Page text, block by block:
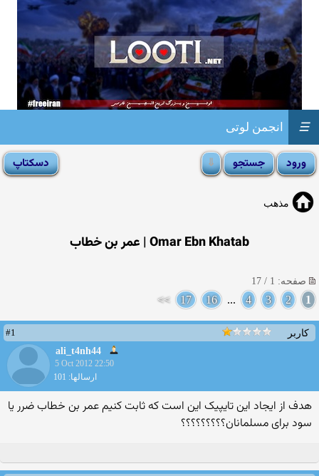
انجمن لوتی ☰
مذهب
Omar Ebn Khatab | عمر بن خطاب
صفحه: 1 / 17
1
2
3
4
...
16
17
>>
کاربر
#1
ali_t4nh44
5 Oct 2012 22:50
ارسالها: 101
هدف از ایجاد این تایپیک این است که ثابت کنیم عمر بن خطاب ضرر یا
سود برای مسلمانان؟؟؟؟؟؟؟؟؟